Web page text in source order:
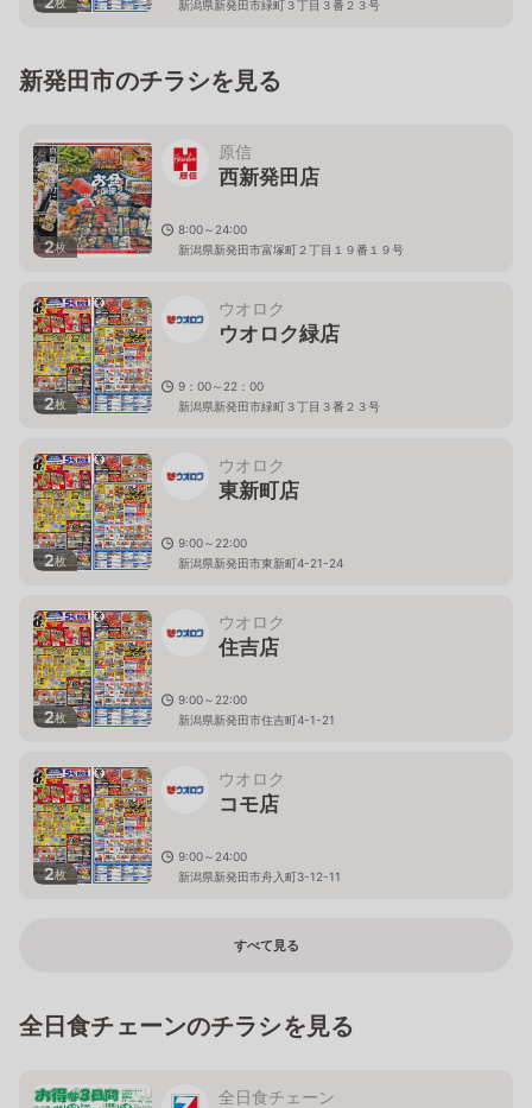
新潟県新発田市緑町３丁目３番２３号
新発田市のチラシを見る
2枚
原信
西新発田店
8:00～24:00
新潟県新発田市富塚町２丁目１９番１９号
2枚
ウオロク
ウオロク緑店
9：00～22：00
新潟県新発田市緑町３丁目３番２３号
2枚
ウオロク
東新町店
9:00～22:00
新潟県新発田市東新町4-21-24
2枚
ウオロク
住吉店
9:00～22:00
新潟県新発田市住吉町4-1-21
2枚
ウオロク
コモ店
9:00～24:00
新潟県新発田市舟入町3-12-11
すべて見る
全日食チェーンのチラシを見る
全日食チェーン